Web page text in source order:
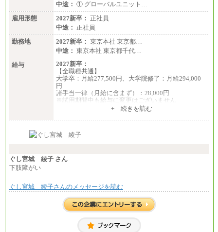
中途： ① グローバルユニット…
雇用形態
2027新卒： 正社員
中途： 正社員
勤務地
2027新卒： 東京本社 東京都…
中途： 東京本社 東京都千代…
給与
2027新卒：
【全職種共通】
大学卒：月給277,500円、大学院修了：月給294,000
円
諸手当一律（月給に含まず）：28,000円
※試用期間中も給与に変更はございません
月給370,000円～
ます。
の各種手当を含む金額です）
+ 続きを読む
ぐし宮城 綾子 さん
下肢障がい
ぐし宮城 綾子さんのメッセージを読む